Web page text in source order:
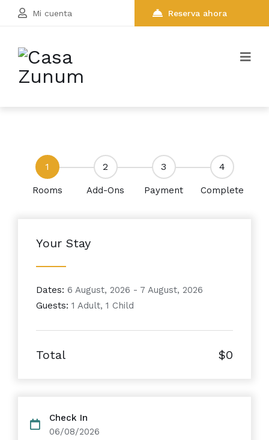
Mi cuenta Reserva ahora
1
Rooms
2
Add-Ons
3
Payment
4
Complete
Your Stay
Dates: 6 August, 2026 - 7 August, 2026
Guests: 1 Adult, 1 Child
Total $0
Check In
06/08/2026